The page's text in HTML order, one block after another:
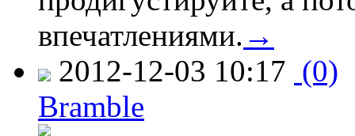
впечатлениями. →
2012-12-03 10:17 (0)
Bramble